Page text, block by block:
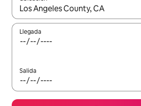
Cuando los resultados estén
Llegada
Salida